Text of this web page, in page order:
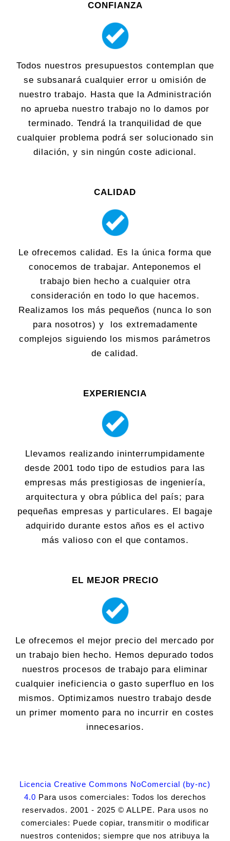
CONFIANZA
Todos nuestros presupuestos contemplan que
se subsanará cualquier error u omisión de
nuestro trabajo. Hasta que la Administración
no aprueba nuestro trabajo no lo damos por
terminado. Tendrá la tranquilidad de que
cualquier problema podrá ser solucionado sin
dilación, y sin ningún coste adicional.
CALIDAD
Le ofrecemos calidad. Es la única forma que
conocemos de trabajar. Anteponemos el
trabajo bien hecho a cualquier otra
consideración en todo lo que hacemos.
Realizamos los más pequeños (nunca lo son
para nosotros) y los extremadamente
complejos siguiendo los mismos parámetros
de calidad.
EXPERIENCIA
Llevamos realizando ininterrumpidamente
desde 2001 todo tipo de estudios para las
empresas más prestigiosas de ingeniería,
arquitectura y obra pública del país; para
pequeñas empresas y particulares. El bagaje
adquirido durante estos años es el activo
más valioso con el que contamos.
EL MEJOR PRECIO
Le ofrecemos el mejor precio del mercado por
un trabajo bien hecho. Hemos depurado todos
nuestros procesos de trabajo para eliminar
cualquier ineficiencia o gasto superfluo en los
mismos. Optimizamos nuestro trabajo desde
un primer momento para no incurrir en costes
innecesarios.
Licencia Creative Commons NoComercial (by-nc)
4.0 Para usos comerciales: Todos los derechos
reservados. 2001 - 2025 © ALLPE. Para usos no
comerciales: Puede copiar, transmitir o modificar
nuestros contenidos; siempre que nos atribuya la